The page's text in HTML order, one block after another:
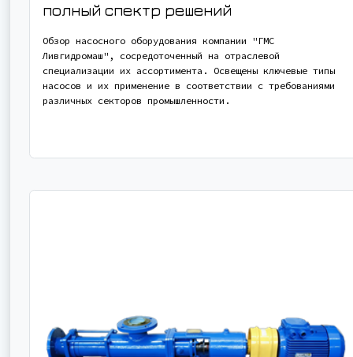
полный спектр решений
Обзор насосного оборудования компании "ГМС
Ливгидромаш", сосредоточенный на отраслевой
специализации их ассортимента. Освещены ключевые типы
насосов и их применение в соответствии с требованиями
различных секторов промышленности.